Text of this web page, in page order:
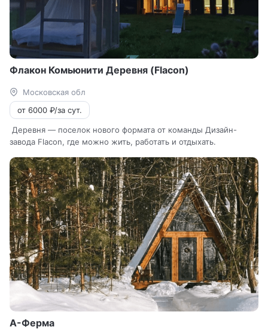
Флакон Комьюнити Деревня (Flacon)
Московская обл
от 6000 ₽/за сут.
Деревня — поселок нового формата от команды Дизайн-
завода Flacon, где можно жить, работать и отдыхать.
А-Ферма